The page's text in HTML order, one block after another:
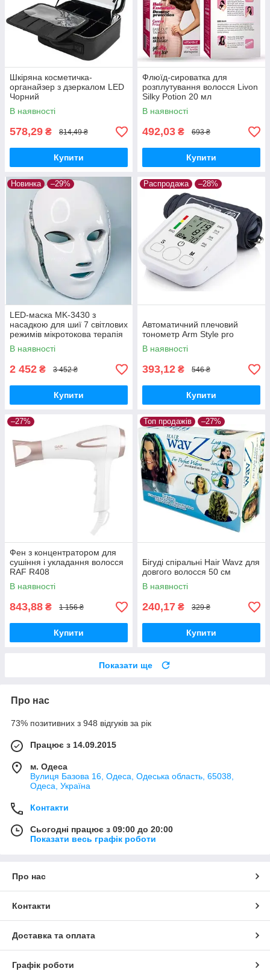
Шкіряна косметичка-
органайзер з дзеркалом LED
Чорний
В наявності
578,29 ₴ 814,49 ₴
Купити
Флюїд-сироватка для
розплутування волосся Livon
Silky Potion 20 мл
В наявності
492,03 ₴ 693 ₴
Купити
Новинка –29%
LED-маска MK-3430 з
насадкою для шиї 7 світлових
режимів мікротокова терапія
В наявності
2 452 ₴ 3 452 ₴
Купити
Распродажа –28%
Автоматичний плечовий
тонометр Arm Style pro
В наявності
393,12 ₴ 546 ₴
Купити
–27%
Фен з концентратором для
сушіння і укладання волосся
RAF R408
В наявності
843,88 ₴ 1 156 ₴
Купити
Топ продажів –27%
Бігуді спіральні Hair Wavz для
довгого волосся 50 см
В наявності
240,17 ₴ 329 ₴
Купити
Показати ще
Про нас
73% позитивних з 948 відгуків за рік
Працює з 14.09.2015
м. Одеса
Вулиця Базова 16, Одеса, Одеська область, 65038,
Одеса, Україна
Контакти
Сьогодні працює з 09:00 до 20:00
Показати весь графік роботи
Про нас
Контакти
Доставка та оплата
Графік роботи